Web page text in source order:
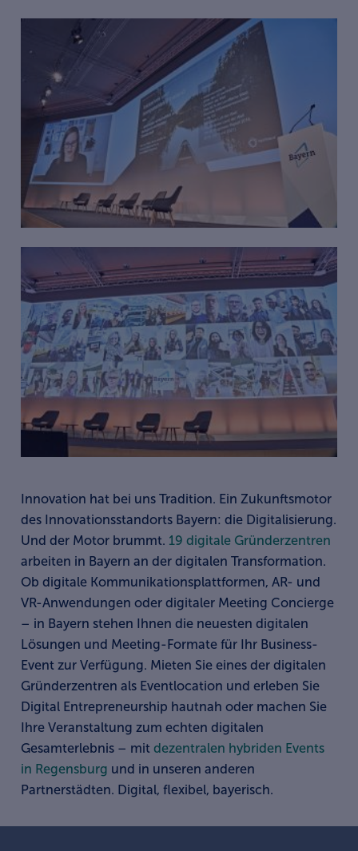
Innovation hat bei uns Tradition. Ein Zukunftsmotor
des Innovationsstandorts Bayern: die Digitalisierung.
Und der Motor brummt. 19 digitale Gründerzentren
arbeiten in Bayern an der digitalen Transformation.
Ob digitale Kommunikationsplattformen, AR- und
VR-Anwendungen oder digitaler Meeting Concierge
– in Bayern stehen Ihnen die neuesten digitalen
Lösungen und Meeting-Formate für Ihr Business-
Event zur Verfügung. Mieten Sie eines der digitalen
Gründerzentren als Eventlocation und erleben Sie
Digital Entrepreneurship hautnah oder machen Sie
Ihre Veranstaltung zum echten digitalen
Gesamterlebnis – mit dezentralen hybriden Events
in Regensburg und in unseren anderen
Partnerstädten. Digital, flexibel, bayerisch.